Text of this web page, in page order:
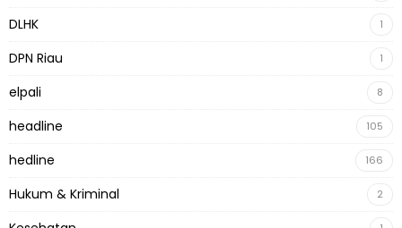
DLHK 1
DPN Riau 1
elpali 8
headline 105
hedline 166
Hukum & Kriminal 2